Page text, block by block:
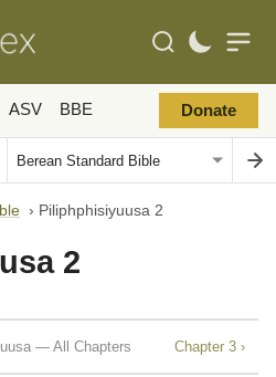
ASV BBE Donate
› Piliphphisiyuusa 2
2
— All Chapters Chapter 3 ›